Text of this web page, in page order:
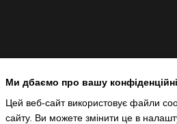
Ми дбаємо про вашу
Цей веб-сайт використовує файли
сайту. Ви можете змінити це в